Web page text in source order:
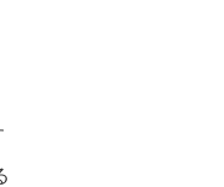
、柔らかい布で乾
の周辺など高温